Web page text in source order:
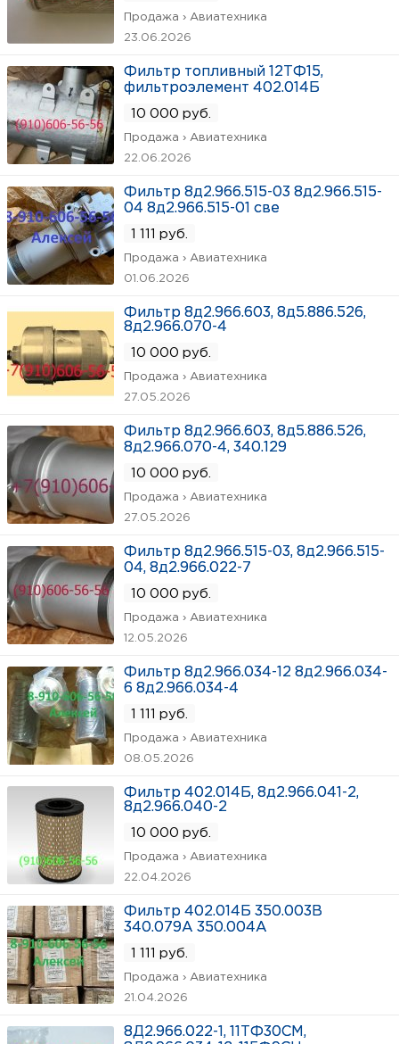
Продажа › Авиатехника
23.06.2026
Фильтр топливный 12ТФ15,
фильтроэлемент 402.014Б
10 000 руб.
Продажа › Авиатехника
22.06.2026
Фильтр 8д2.966.515-03 8д2.966.515-
04 8д2.966.515-01 све
1 111 руб.
Продажа › Авиатехника
01.06.2026
Фильтр 8д2.966.603, 8д5.886.526,
8д2.966.070-4
10 000 руб.
Продажа › Авиатехника
27.05.2026
Фильтр 8д2.966.603, 8д5.886.526,
8д2.966.070-4, 340.129
10 000 руб.
Продажа › Авиатехника
27.05.2026
Фильтр 8д2.966.515-03, 8д2.966.515-
04, 8д2.966.022-7
10 000 руб.
Продажа › Авиатехника
12.05.2026
Фильтр 8д2.966.034-12 8д2.966.034-
6 8д2.966.034-4
1 111 руб.
Продажа › Авиатехника
08.05.2026
Фильтр 402.014Б, 8д2.966.041-2,
8д2.966.040-2
10 000 руб.
Продажа › Авиатехника
22.04.2026
Фильтр 402.014Б 350.003В
340.079А 350.004А
1 111 руб.
Продажа › Авиатехника
21.04.2026
8Д2.966.022-1, 11ТФ30СМ,